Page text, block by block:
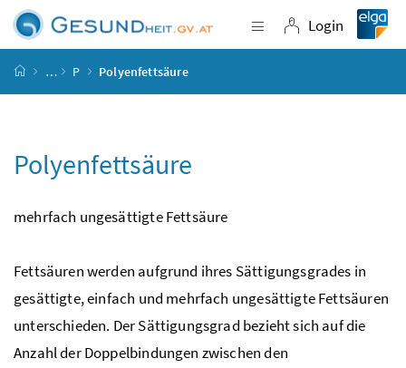
Zum Inhalt
Zum Hauptmenü
Zum Untermenü
Zur Suche
Navigation
Login
Login
Startseite
… P Polyenfettsäure
Polyenfettsäure
mehrfach ungesättigte Fettsäure
Fettsäuren werden aufgrund ihres Sättigungsgrades in
gesättigte, einfach und mehrfach ungesättigte Fettsäuren
unterschieden. Der Sättigungsgrad bezieht sich auf die
Anzahl der Doppelbindungen zwischen den